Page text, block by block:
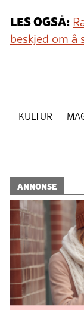
LES OGSÅ:
beskjed om å
KULTUR
ANNONSE